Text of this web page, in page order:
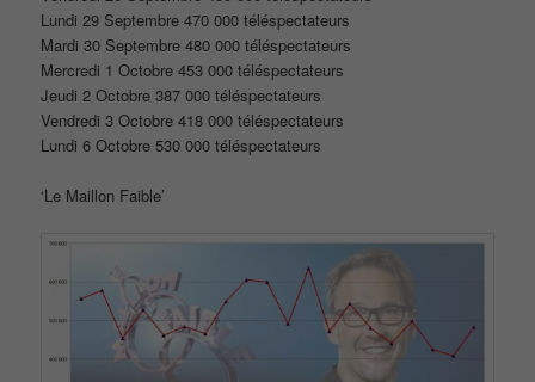
Lundi 29 Septembre 470 000 téléspectateurs
Mardi 30 Septembre 480 000 téléspectateurs
Mercredi 1 Octobre 453 000 téléspectateurs
Jeudi 2 Octobre 387 000 téléspectateurs
Vendredi 3 Octobre 418 000 téléspectateurs
Lundi 6 Octobre 530 000 téléspectateurs
‘Le Maillon Faible’